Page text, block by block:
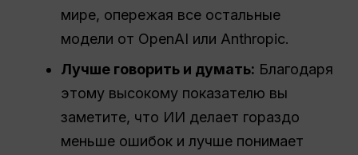
мире, опережая все остальные
модели от OpenAI или Anthropic.
Лучше говорить и думать: Благодаря
этому высокому показателю вы
заметите, что ИИ делает гораздо
меньше ошибок и лучше понимает